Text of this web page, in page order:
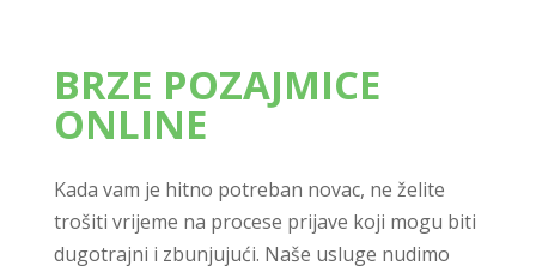
BRZE POZAJMICE
ONLINE
Kada vam je hitno potreban novac, ne želite
trošiti vrijeme na procese prijave koji mogu biti
dugotrajni i zbunjujući. Naše usluge nudimo